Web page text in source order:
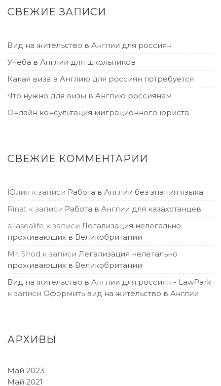
СВЕЖИЕ ЗАПИСИ
Вид на жительство в Англии для россиян
Учеба в Англии для школьников
Какая виза в Англию для россиян потребуется
Что нужно для визы в Англию россиянам
Онлайн консультация миграционного юриста
СВЕЖИЕ КОММЕНТАРИИ
Юлия к записи Работа в Англии без знания языка
Rinat к записи Работа в Англии для казахстанцев
allasealife к записи Легализация нелегально
проживающих в Великобритании
Mr. Shod к записи Легализация нелегально
проживающих в Великобритании
Вид на жительство в Англии для россиян - LawPark
к записи Оформить вид на жительство в Англии
АРХИВЫ
Май 2023
Май 2021